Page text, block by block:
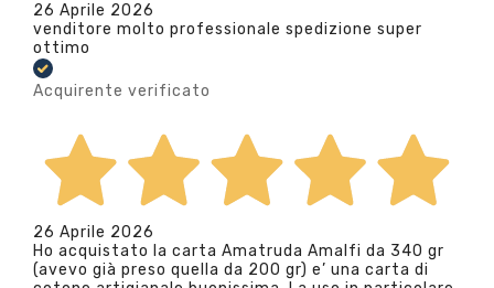
26 Aprile 2026
venditore molto professionale spedizione super
ottimo
Acquirente verificato
26 Aprile 2026
Ho acquistato la carta Amatruda Amalfi da 340 gr
(avevo già preso quella da 200 gr) e’ una carta di